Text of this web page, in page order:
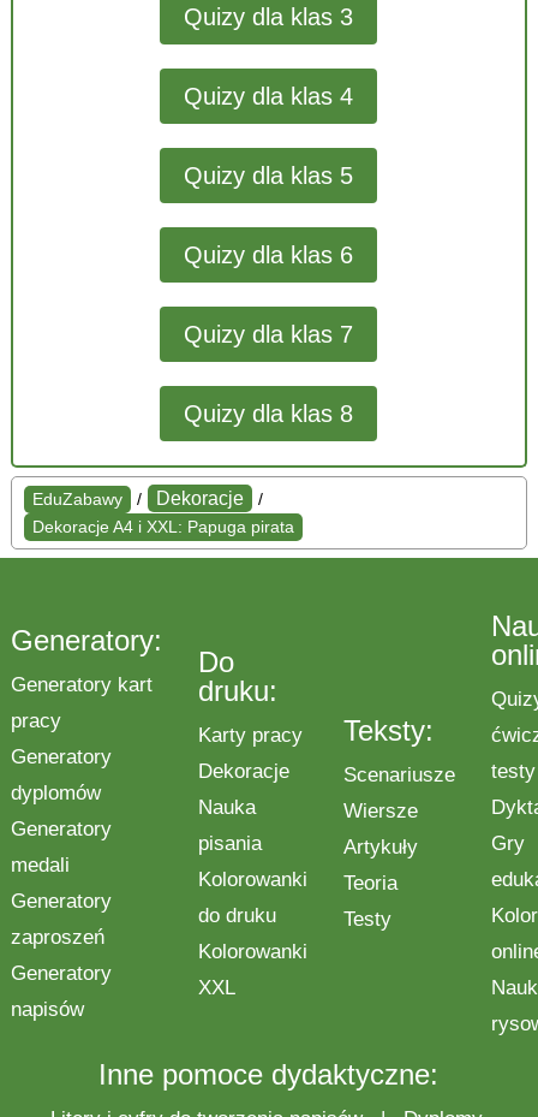
Quizy dla klas 3
Quizy dla klas 4
Quizy dla klas 5
Quizy dla klas 6
Quizy dla klas 7
Quizy dla klas 8
EduZabawy / Dekoracje
/
Dekoracje A4 i XXL: Papuga pirata
Generatory:
Generatory kart
pracy
Generatory
dyplomów
Generatory
medali
Generatory
zaproszeń
Generatory
napisów
Do
druku:
Karty pracy
Dekoracje
Nauka
pisania
Kolorowanki
do druku
Kolorowanki
XXL
Teksty:
Scenariusze
Wiersze
Artykuły
Teoria
Testy
testy
Gry
Inne pomoce dydaktyczne: